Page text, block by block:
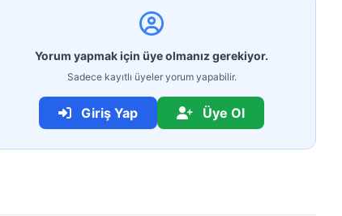
Yorum yapmak için üye olmanız gerekiyor.
Sadece kayıtlı üyeler yorum yapabilir.
Giriş Yap Üye Ol